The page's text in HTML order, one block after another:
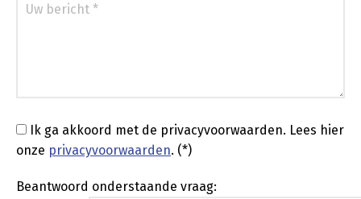
Ik ga akkoord met de privacyvoorwaarden. Lees hier
onze privacyvoorwaarden. (*)
Beantwoord onderstaande vraag: